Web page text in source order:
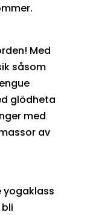
Med
såsom
glödheta
med
av
yogaklass